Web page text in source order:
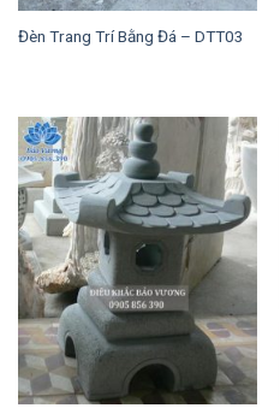
Đèn Trang Trí Bằng Đá – DTT03